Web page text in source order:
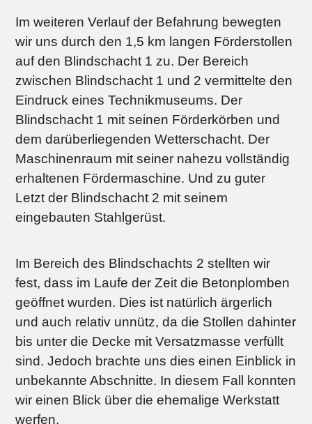
Im weiteren Verlauf der Befahrung bewegten
wir uns durch den 1,5 km langen Förderstollen
auf den Blindschacht 1 zu. Der Bereich
zwischen Blindschacht 1 und 2 vermittelte den
Eindruck eines Technikmuseums. Der
Blindschacht 1 mit seinen Förderkörben und
dem darüberliegenden Wetterschacht. Der
Maschinenraum mit seiner nahezu vollständig
erhaltenen Fördermaschine. Und zu guter
Letzt der Blindschacht 2 mit seinem
eingebauten Stahlgerüst.
Im Bereich des Blindschachts 2 stellten wir
fest, dass im Laufe der Zeit die Betonplomben
geöffnet wurden. Dies ist natürlich ärgerlich
und auch relativ unnütz, da die Stollen dahinter
bis unter die Decke mit Versatzmasse verfüllt
sind. Jedoch brachte uns dies einen Einblick in
unbekannte Abschnitte. In diesem Fall konnten
wir einen Blick über die ehemalige Werkstatt
werfen.